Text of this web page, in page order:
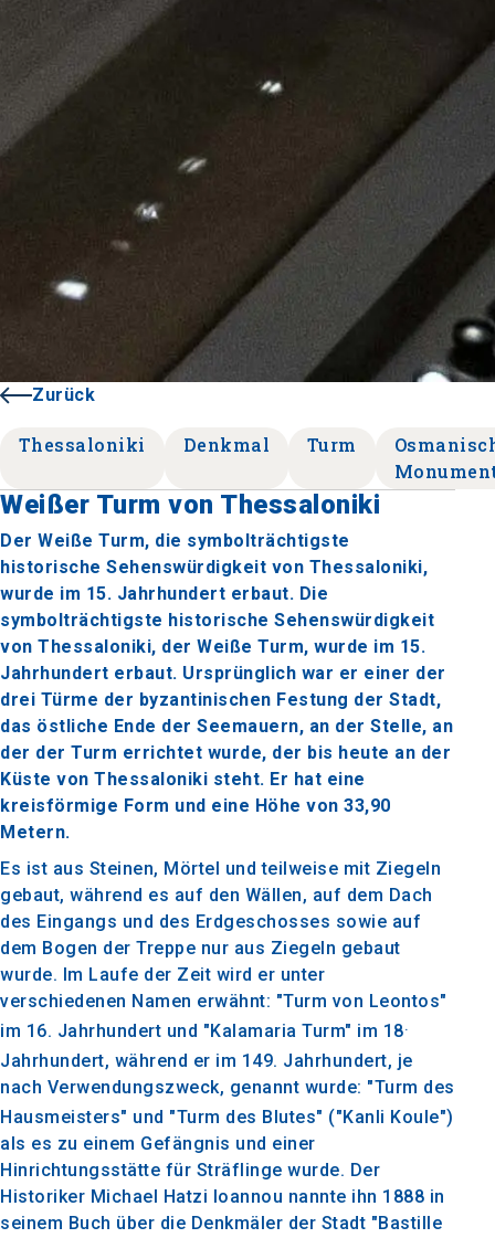
Zurück
Thessaloniki Denkmal Turm
Weißer Turm von Thessaloniki
Der Weiße Turm, die symbolträchtigste
historische Sehenswürdigkeit von Thessaloniki,
wurde im 15. Jahrhundert erbaut. Die
symbolträchtigste historische Sehenswürdigkeit
von Thessaloniki, der Weiße Turm, wurde im 15.
Jahrhundert erbaut. Ursprünglich war er einer der
drei Türme der byzantinischen Festung der Stadt,
das östliche Ende der Seemauern, an der Stelle, an
der der Turm errichtet wurde, der bis heute an der
Küste von Thessaloniki steht. Er hat eine
kreisförmige Form und eine Höhe von 33,90
Metern.
Es ist aus Steinen, Mörtel und teilweise mit Ziegeln
gebaut, während es auf den Wällen, auf dem Dach
des Eingangs und des Erdgeschosses sowie auf
dem Bogen der Treppe nur aus Ziegeln gebaut
wurde. Im Laufe der Zeit wird er unter
verschiedenen Namen erwähnt: "Turm von Leontos"
im 16. Jahrhundert und "Kalamaria Turm" im 18.
Jahrhundert, während er im 149. Jahrhundert, je
nach Verwendungszweck, genannt wurde: "Turm des
Hausmeisters" und "Turm des Blutes" ("Kanli Koule")
als es zu einem Gefängnis und einer
Hinrichtungsstätte für Sträflinge wurde. Der
Historiker Michael Hatzi Ioannou nannte ihn 1888 in
seinem Buch über die Denkmäler der Stadt "Bastille